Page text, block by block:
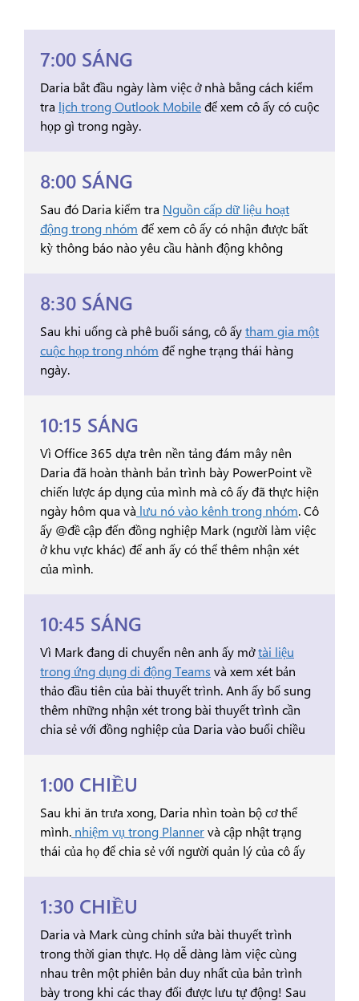
7:00 SÁNG
Daria bắt đầu ngày làm việc ở nhà bằng cách kiểm
tra lịch trong Outlook Mobileđể xem cô ấy có cuộc
họp gì trong ngày.
8:00 SÁNG
Sau đó Daria kiểm tra Nguồn cấp dữ liệu hoạt
động trong nhóm để xem cô ấy có nhận được bất
kỳ thông báo nào yêu cầu hành động không
8:30 SÁNG
Sau khi uống cà phê buổi sáng, cô ấytham gia một
cuộc họp trong nhóm để nghe trạng thái hàng
ngày.
10:15 SÁNG
Vì Office 365 dựa trên nền tảng đám mây nên
Daria đã hoàn thành bản trình bày PowerPoint về
chiến lược áp dụng của mình mà cô ấy đã thực hiện
ngày hôm qua và lưu nó vào kênh trong nhóm. Cô
ấy @đề cập đến đồng nghiệp Mark (người làm việc
ở khu vực khác) để anh ấy có thể thêm nhận xét
của mình.
10:45 SÁNG
Vì Mark đang di chuyển nên anh ấy mởtài liệu
trong ứng dụng di động Teams và xem xét bản
thảo đầu tiên của bài thuyết trình. Anh ấy bổ sung
thêm những nhận xét trong bài thuyết trình cần
chia sẻ với đồng nghiệp của Daria vào buổi chiều
1:00 CHIỀU
Sau khi ăn trưa xong, Daria nhìn toàn bộ cơ thể
mình. nhiệm vụ trong Plannervà cập nhật trạng
thái của họ để chia sẻ với người quản lý của cô ấy
1:30 CHIỀU
Daria và Mark cùng chỉnh sửa bài thuyết trình
trong thời gian thực. Họ dễ dàng làm việc cùng
nhau trên một phiên bản duy nhất của bản trình
bày trong khi các thay đổi được lưu tự động! Sau